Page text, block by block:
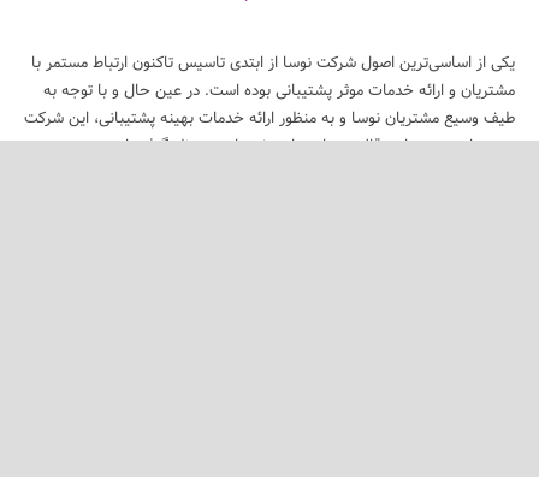
یکی از اساسی‌ترین اصول شرکت نوسا از ابتدی تاسیس تاکنون ارتباط مستمر با
مشتریان و ارائه خدمات موثر پشتیبانی بوده است. در عین حال و با توجه به
طیف وسیع مشتریان نوسا و به منظور ارائه خدمات بهینه پشتیبانی، این شرکت
محورهای چندی را در قالب سیاستهای پشتیبانی در نظر گرفته است